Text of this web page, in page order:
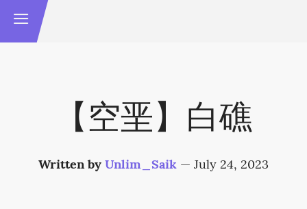
【空垩】白礁
Written byUnlim_Saik — July 24, 2023